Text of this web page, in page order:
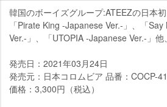
韓国のボーイズグループ:ATEEZの日本初
「Pirate King -Japanese Ver.-」、「
Ver.-」、「UTOPIA -Japanese Ver.-」他
発売日：2021年03月24日
発売元：日本コロムビア 品番：COCP-
価格：3,300円（税込）